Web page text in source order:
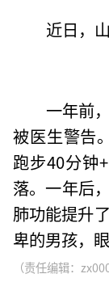
近日，
一年前
被医生警告
跑步40分钟
落。一年后
肺功能提升
卑的男孩，
（责任编辑：